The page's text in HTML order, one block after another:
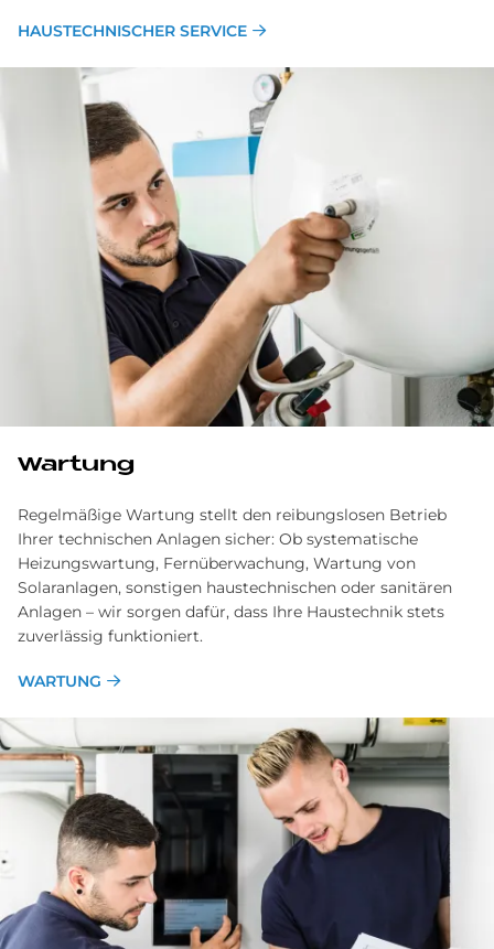
HAUSTECHNISCHER SERVICE
Wartung
Regelmäßige Wartung stellt den reibungslosen Betrieb
Ihrer technischen Anlagen sicher: Ob systematische
Heizungswartung, Fernüberwachung, Wartung von
Solaranlagen, sonstigen haustechnischen oder sanitären
Anlagen – wir sorgen dafür, dass Ihre Haustechnik stets
zuverlässig funktioniert.
WARTUNG